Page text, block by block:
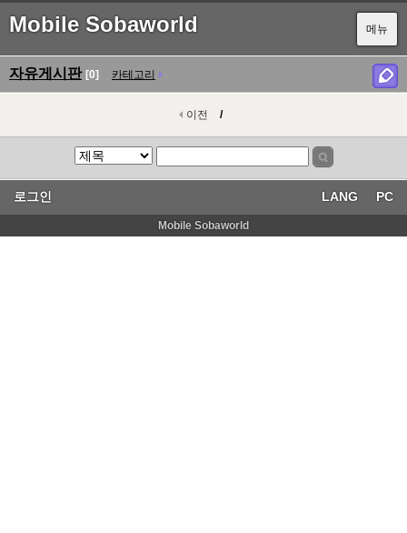
Mobile Sobaworld 메뉴
자유게시판 [0] 카테고리
이전 /
로그인 PC
LANG
Mobile Sobaworld